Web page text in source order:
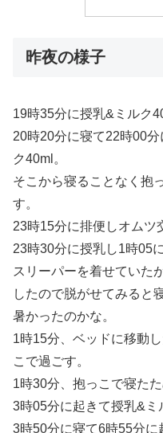
昨夜の様子
19時35分に授乳&ミルク
20時20分に寝て22時00
ク40ml。
そこから寝ることなく抱
す。
23時15分に排便しオムツ
23時30分に授乳し1時05
スリーパーを着せていた
したので脱がせてみると
暑かったのかな。
1時15分、ベッドに移動
こで過ごす。
1時30分、抱っこで寝た
3時05分に起きて授乳&ミ
3時50分に寝て6時55分に